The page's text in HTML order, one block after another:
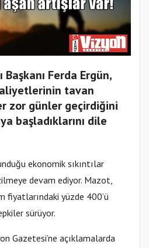
Ferda Ergün,
tavan
zor günler geçirdiğini
başladıklarını dile
ekonomik sıkıntılar
devam ediyor. Mazot,
fiyatlarındaki yüzde 400’ü
sürüyor.
Gazetesi’ne açıklamalarda